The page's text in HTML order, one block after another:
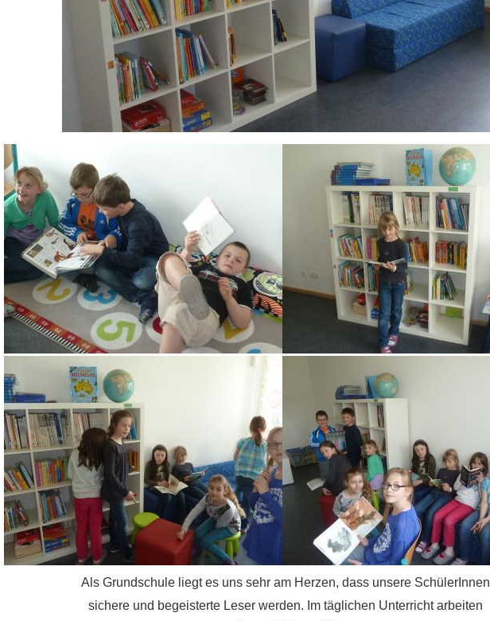
Als Grundschule liegt es uns sehr am Herzen, dass unsere SchülerInnen
sichere und begeisterte Leser werden. Im täglichen Unterricht arbeiten